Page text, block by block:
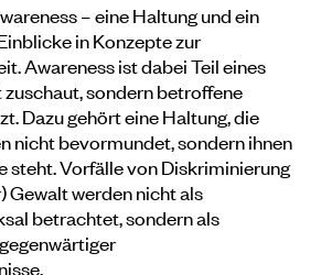
– eine Haltung und ein
in Konzepte zur
Awareness ist dabei Teil eines
zuschaut, sondern betroffene
Dazu gehört eine Haltung, die
nicht bevormundet, sondern ihnen
steht. Vorfälle von Diskriminierung
Gewalt werden nicht als
betrachtet, sondern als